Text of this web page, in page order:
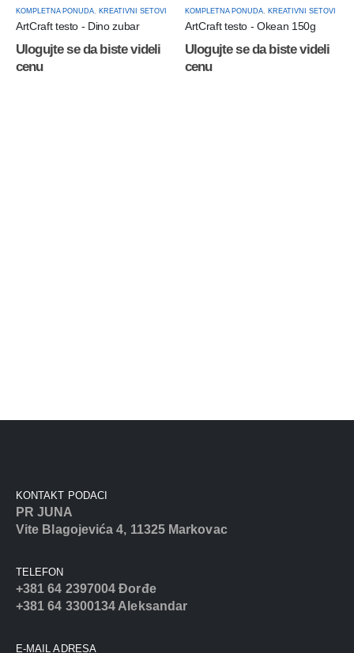
KOMPLETNA PONUDA, KREATIVNI SETOVI
ArtCraft testo - Dino zubar
Ulogujte se da biste videli
cenu
KOMPLETNA PONUDA, KREATIVNI SETOVI
ArtCraft testo - Okean 150g
Ulogujte se da biste videli
cenu
KONTAKT PODACI
PR JUNA
Vite Blagojevića 4, 11325 Markovac
TELEFON
+381 64 2397004 Đorđe
+381 64 3300134 Aleksandar
E-MAIL ADRESA